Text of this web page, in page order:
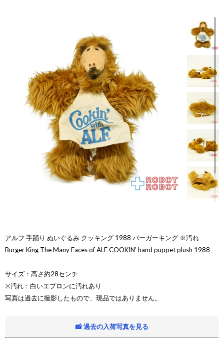
アルフ 手踊り ぬいぐるみ クッキング 1988 バーガーキング ※汚れ
Burger King The Many Faces of ALF COOKIN' hand puppet plush 1988
サイズ：高さ約28センチ
※汚れ：白いエプロンに汚れあり
写真は過去に撮影したもので、現品ではありません。
📸 過去の入荷写真を見る